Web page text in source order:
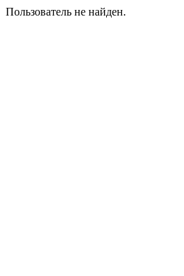
Пользователь не найден.